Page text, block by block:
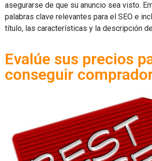
asegurarse de que su anuncio sea visto.
palabras clave relevantes para el SEO e
título, las características y la descripción
Evalúe sus precios
conseguir